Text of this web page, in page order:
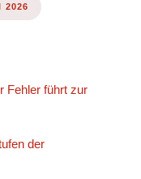
2026
Fehler führt zur
der